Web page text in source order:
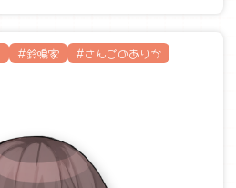
#鈴鳴家 #さんごのありか